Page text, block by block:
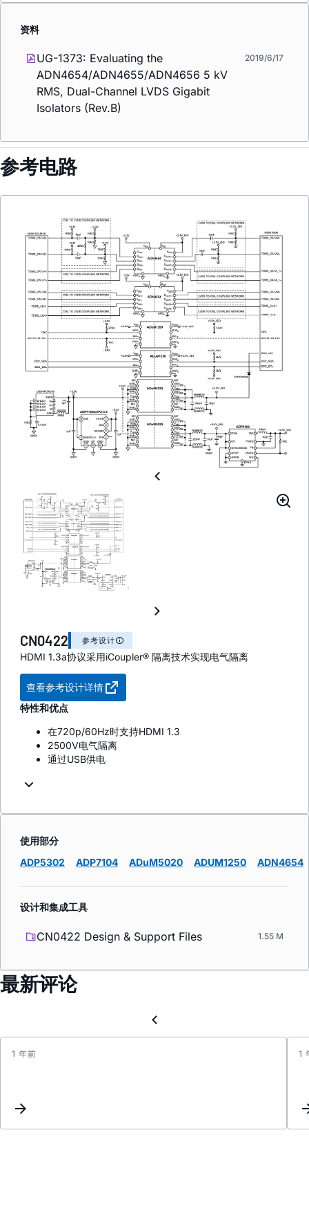
资料
UG-1373: Evaluating the
ADN4654/ADN4655/ADN4656 5 kV
RMS, Dual-Channel LVDS Gigabit
Isolators (Rev.B)
2019/6/17
参考电路
CN0422 参考设计
HDMI 1.3a协议采用iCoupler® 隔离技术实现电气隔离
查看参考设计详情
特性和优点
在720p/60Hz时支持HDMI 1.3
2500V电气隔离
通过USB供电
使用部分
ADP5302
ADP7104 ADuM5020 ADUM1250 ADN4654
设计和集成工具
CN0422 Design & Support Files 1.55 M
最新评论
1 年前 1